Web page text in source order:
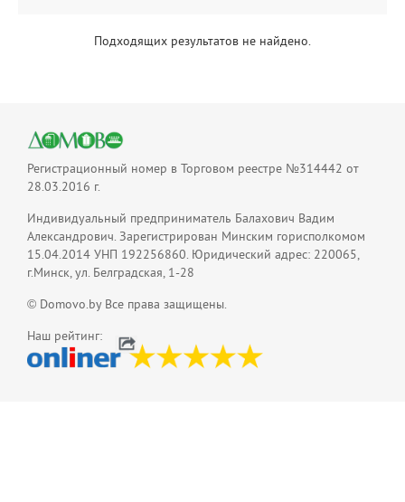
Подходящих результатов не найдено.
Регистрационный номер в Торговом реестре №314442 от
28.03.2016 г.
Индивидуальный предприниматель Балахович Вадим
Александрович. Зарегистрирован Минским горисполкомом
15.04.2014 УНП 192256860. Юридический адрес: 220065,
г.Минск, ул. Белградская, 1-28
© Domovo.by Все права защищены.
Наш рейтинг: